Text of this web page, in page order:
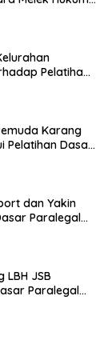
Pelatihan
Karang
Pelatihan Dasar
dan Yakin
Paralegal
LBH JSB
Paralegal